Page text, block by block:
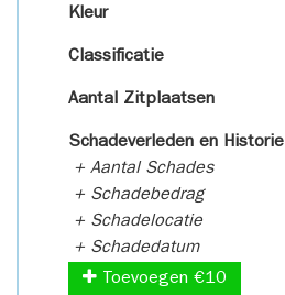
Kleur
Classificatie
Aantal Zitplaatsen
Schadeverleden en Historie
+ Aantal Schades
+ Schadebedrag
+ Schadelocatie
+ Schadedatum
Toevoegen €10